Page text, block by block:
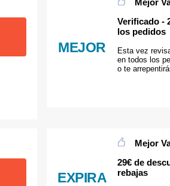
MEJOR
Mejor
Verificado -
los pedidos
Esta vez
en todos los
o te
EXPIRA
Mejor
29€ de
rebajas